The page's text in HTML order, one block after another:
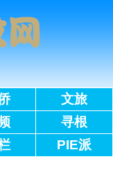
文旅
寻根
PIE派